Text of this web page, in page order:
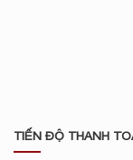
TIẾN ĐỘ THANH